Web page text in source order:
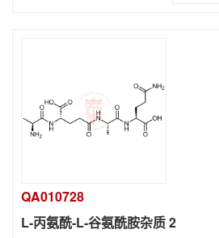
QA010728
L-丙氨酰-L-谷氨酰胺杂质 2